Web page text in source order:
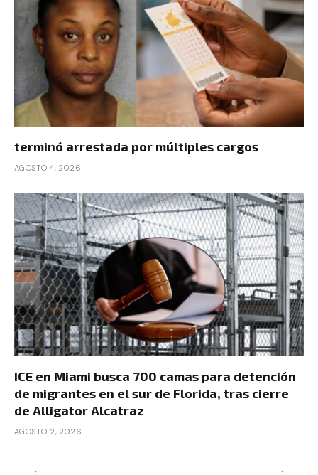
terminó arrestada por múltiples cargos
AGOSTO 4, 2026
ICE en Miami busca 700 camas para detención
de migrantes en el sur de Florida, tras cierre
de Alligator Alcatraz
AGOSTO 2, 2026